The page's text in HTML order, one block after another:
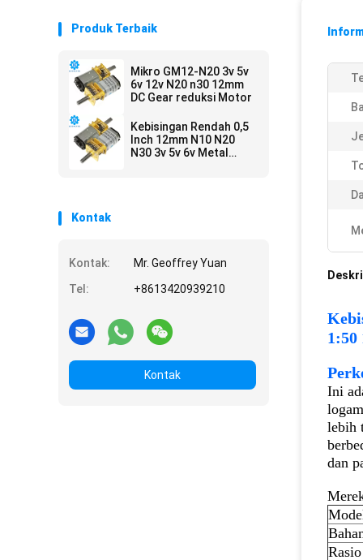
Produk Terbaik
Mikro GM12-N20 3v 5v
6v 12v N20 n30 12mm
DC Gear reduksi Motor
Kebisingan Rendah 0,5
Inch 12mm N10 N20
N30 3v 5v 6v Metal
Kontak
Kontak:
Mr. Geoffrey Yuan
Tel:
+8613420939210
Kontak
1:50
Ini
lebih
dan